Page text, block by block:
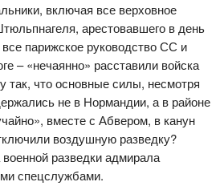
включая все верховное
арестовавшего в день
парижское руководство СС и
– «нечаянно» расставили войска
так, что основные силы, несмотря
не в Нормандии, а в районе
вместе с Абвером, в канун
воздушную разведку?
разведки адмирала
спецслужбами.